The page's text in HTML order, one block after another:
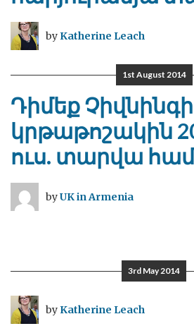
byKatherine Leach
1st August 2014
Դիմեք Չիվնինգի
կրթաթոշակին
ուս. տարվա
byUK in Armenia
3rd May 2014
byKatherine Leach